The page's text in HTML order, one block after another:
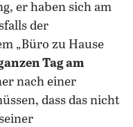
er haben sich am
der
„Büro zu Hause
Tag am
nach einer
dass das nicht